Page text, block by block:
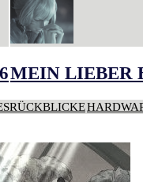
MEIN LIEBER